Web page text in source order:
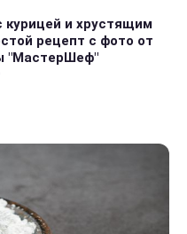
курицей и хрустящим
рецепт с фото от
"МастерШеф"